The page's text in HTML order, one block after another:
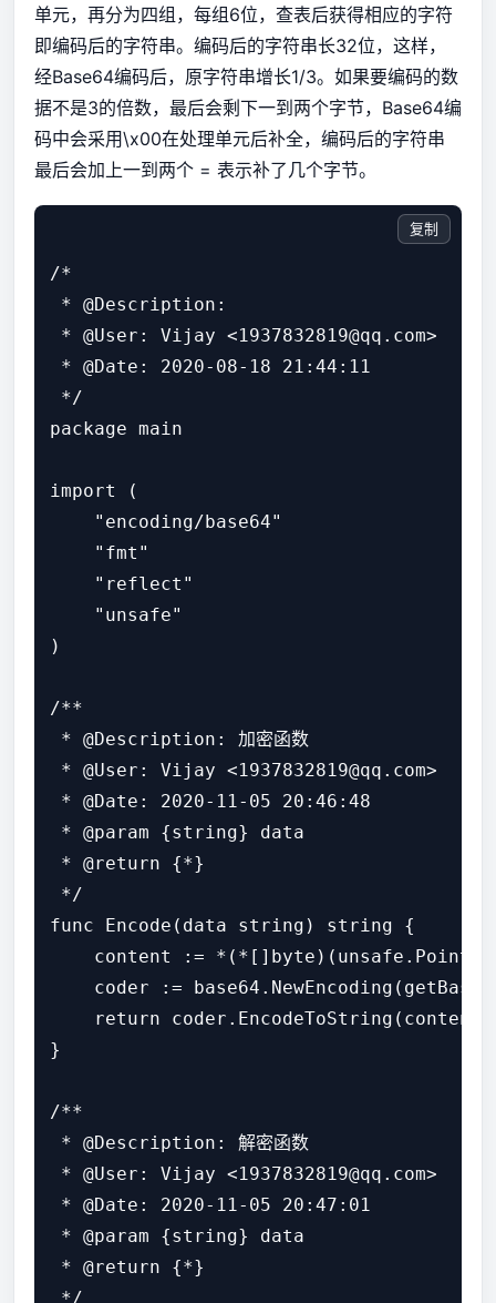
单元，再分为四组，每组6位，查表后获得相应的字符
即编码后的字符串。编码后的字符串长32位，这样，
经Base64编码后，原字符串增长1/3。如果要编码的数
据不是3的倍数，最后会剩下一到两个字节，Base64编
码中会采用\x00在处理单元后补全，编码后的字符串
最后会加上一到两个 = 表示补了几个字节。
/*
* @Description:
* @User: Vijay <1937832819@qq.com>
* @Date: 2020-08-18 21:44:11
*/
package main
import (
    "encoding/base64"
    "fmt"
    "reflect"
    "unsafe"
)
/**
* @Description: 加密函数
* @User: Vijay <1937832819@qq.com>
* @Date: 2020-11-05 20:46:48
* @param {string} data
* @return {*}
*/
func Encode(data string) string {
content :=
coder :=
    return coder.EncodeToString(content)
}
/**
* @Description: 解密函数
* @User: Vijay <1937832819@qq.com>
* @Date: 2020-11-05 20:47:01
* @param {string} data
* @return {*}
*/
复制